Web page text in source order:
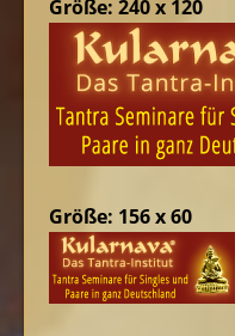
Größe: 240 x 120
Größe: 156 x 60